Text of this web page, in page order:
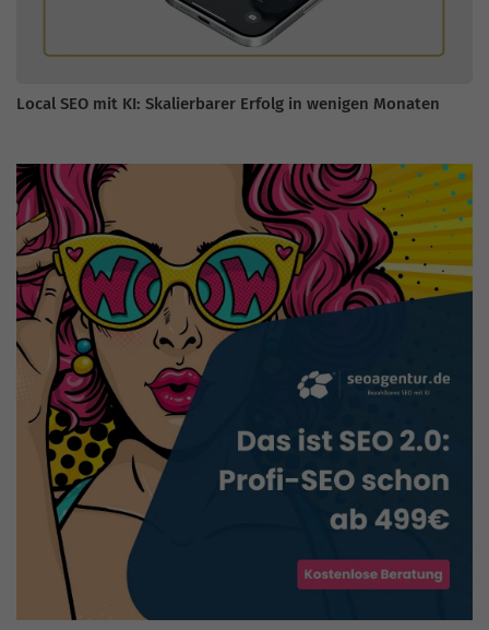
Local SEO mit KI: Skalierbarer Erfolg in wenigen Monaten